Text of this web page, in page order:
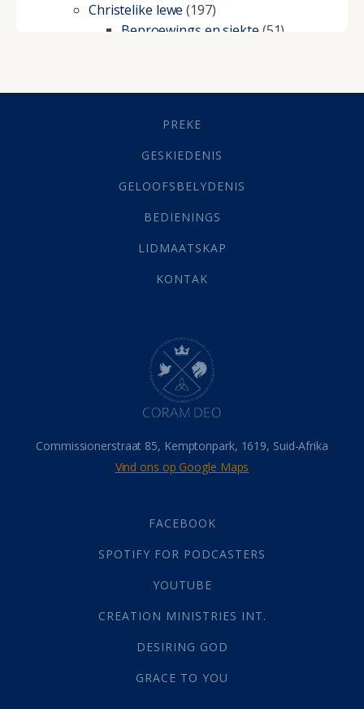
Christelike lewe (197)
Beproewings en siekte (51)
Geestelike Groei(10)
(21)
Grys Areas(4)
Lewensdoel(3)
Selfondersoek(1)
Werk(22)
(142)
Hemel (31)
Israel (14)
Millennium(1)
Oordeelsdag(19)
Verheerlikte liggaam
Wederkoms
(27)
Gebed(87)
Die Onse Vader(12)
God(392)
Afgode(23)
Almag(1)
Alomteenwoordig
Alwetendheid (1)
PREKE
GESKIEDENIS
GELOOFSBELYDENIS
BEDIENINGS
LIDMAATSKAP
KONTAK
Commissionerstraat 85, Kemptonpark, 1619, Suid-Afrika
Vind ons op Google Maps
FACEBOOK
SPOTIFY FOR PODCASTERS
YOUTUBE
CREATION MINISTRIES INT.
DESIRING GOD
GRACE TO YOU